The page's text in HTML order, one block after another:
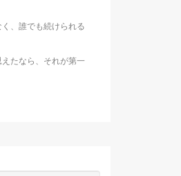
、誰でも続けられる
えたなら、それが第一